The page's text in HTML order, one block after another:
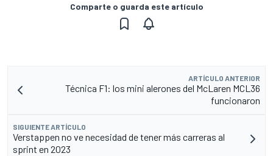
Comparte o guarda este artículo
ARTÍCULO ANTERIOR
Técnica F1: los mini alerones del McLaren MCL36
funcionaron
SIGUIENTE ARTÍCULO
Verstappen no ve necesidad de tener más carreras al
sprint en 2023